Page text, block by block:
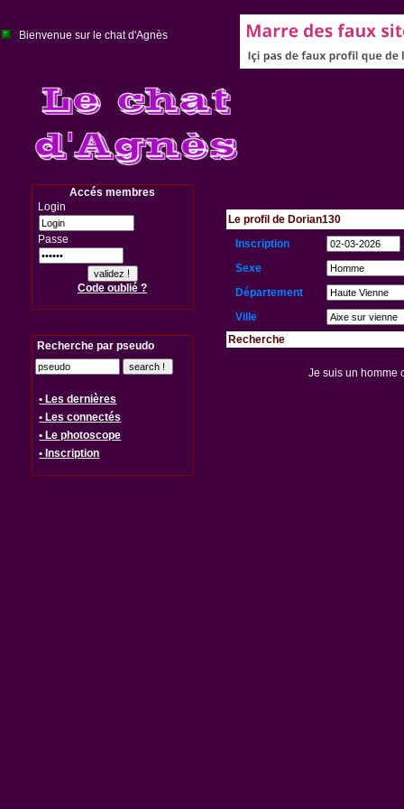
Bienvenue sur le chat d'Agnès
Accés membres
Login
Passe
Code oublié ?
Recherche par pseudo
• Les dernières
• Les connectés
• Le photoscope
• Inscription
Le profil de Dorian130
Inscription
Sexe
Département
Ville
Recherche
Je suis un homme